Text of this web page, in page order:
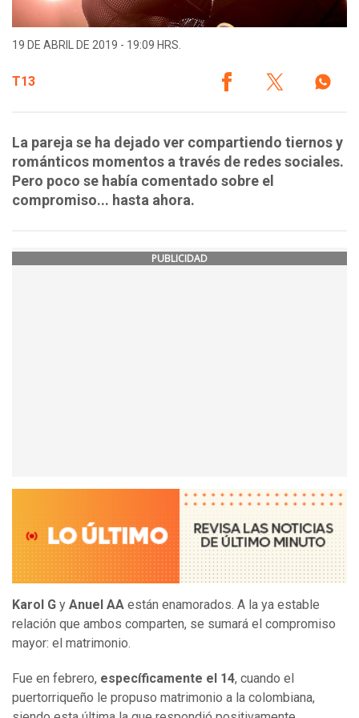
19 DE ABRIL DE 2019 - 19:09 HRS.
T13
La pareja se ha dejado ver compartiendo tiernos y
románticos momentos a través de redes sociales.
Pero poco se había comentado sobre el
compromiso... hasta ahora.
PUBLICIDAD
Karol G y Anuel AA están enamorados. A la ya estable
relación que ambos comparten, se sumará el compromiso
mayor: el matrimonio.
Fue en febrero, específicamente el 14, cuando el
puertorriqueño le propuso matrimonio a la colombiana,